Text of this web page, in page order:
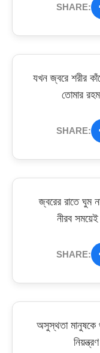
SHARE:
যখন জ্বরে শরীর
তোমার
SHARE:
জ্বরের রাতে ঘুম
নীরব
SHARE:
অসুস্থতা মানুষকে